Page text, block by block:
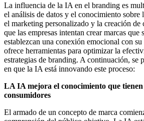
La influencia de la IA en el branding es
el análisis de datos y el conocimiento sobre
el marketing personalizado y la creación de
que las empresas intentan crear marcas que
establezcan una conexión emocional con
ofrece herramientas para optimizar la
estrategias de branding. A continuación, se
en que la IA está innovando este proceso:
LA IA mejora el conocimiento que tienen
consumidores
El armado de un concepto de marca